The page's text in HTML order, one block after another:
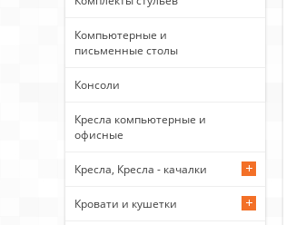
Компьютерные и
письменные столы
Консоли
Кресла компьютерные и
офисные
Кресла, Кресла - качалки
Кровати и кушетки